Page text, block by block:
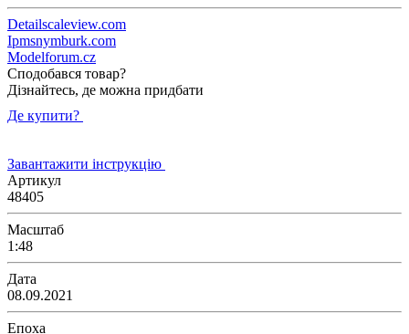
Detailscaleview.com
Ipmsnymburk.com
Modelforum.cz
Сподобався товар?
Дізнайтесь, де можна придбати
Де купити?
Завантажити інструкцію
Артикул
48405
Масштаб
1:48
Дата
08.09.2021
Епоха